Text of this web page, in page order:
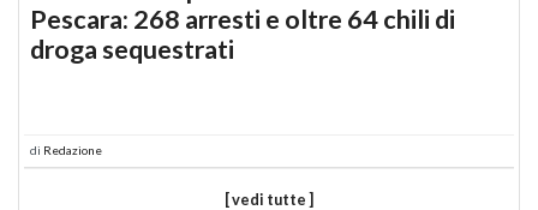
Pescara: 268 arresti e oltre 64 chili di
droga sequestrati
di Redazione
[ vedi tutte ]